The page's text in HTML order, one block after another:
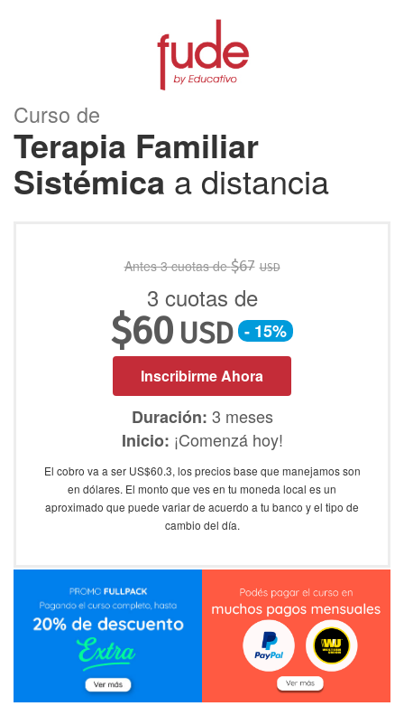
Curso de
Terapia Familiar
Sistémica a distancia
Antes 3 cuotas de$67 USD
3 cuotas de
$60 USD - 15%
Inscribirme Ahora
Duración: 3 meses
Inicio: ¡Comenzá hoy!
El cobro va a ser US$60.3, los precios base que manejamos son
en dólares. El monto que ves en tu moneda local es un
aproximado que puede variar de acuerdo a tu banco y el tipo de
cambio del día.